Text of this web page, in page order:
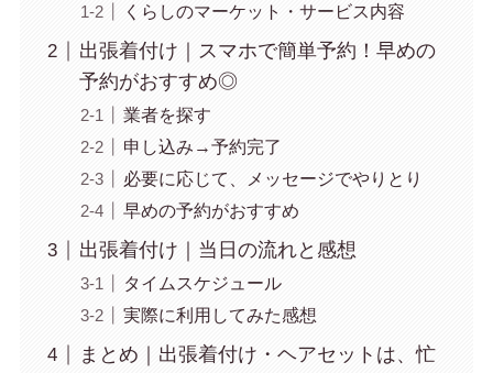
くらしのマーケット・サービス内容
出張着付け｜スマホで簡単予約！早めの
予約がおすすめ◎
業者を探す
申し込み→予約完了
必要に応じて、メッセージでやりとり
早めの予約がおすすめ
出張着付け｜当日の流れと感想
タイムスケジュール
実際に利用してみた感想
まとめ｜出張着付け・ヘアセットは、忙